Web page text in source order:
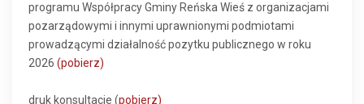
programu Współpracy Gminy Reńska Wieś z organizacjami
pozarządowymi i innymi uprawnionymi podmiotami
prowadzącymi działalność pozytku publicznego w roku
2026 (pobierz)
druk konsultacje (pobierz)